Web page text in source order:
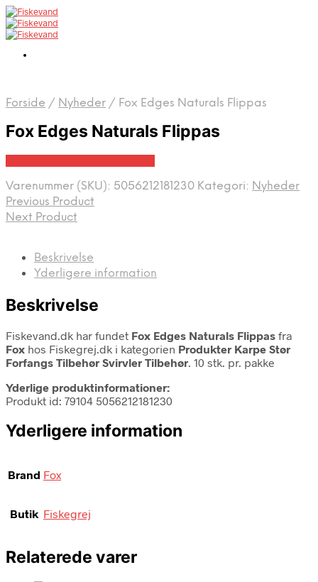
Forside / Nyheder / Fox Edges Naturals Flippas
Fox Edges Naturals Flippas
Varenummer (SKU): 5056212181230 Kategori: Nyheder
Previous Product
Next Product
Beskrivelse
Yderligere information
Beskrivelse
Fiskevand.dk har fundet Fox Edges Naturals Flippas fra
Fox hos Fiskegrej.dk i kategorien Produkter Karpe Stør
Forfangs Tilbehør Svirvler Tilbehør. 10 stk. pr. pakke
Yderlige produktinformationer:
Produkt id: 79104 5056212181230
Yderligere information
Brand Fox
Butik Fiskegrej
Relaterede varer